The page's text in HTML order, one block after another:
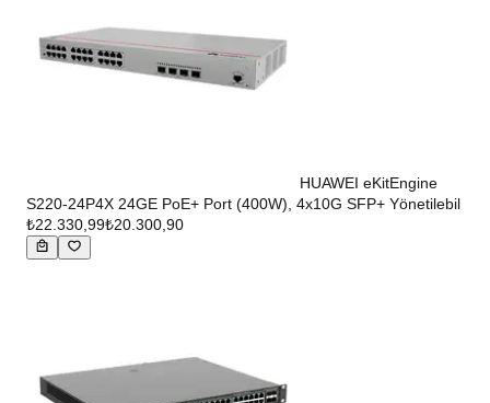
HUAWEI eKitEngine
S220-24P4X 24GE PoE+ Port (400W), 4x10G SFP+ Yönetilebil
₺22.330,99₺20.300,90